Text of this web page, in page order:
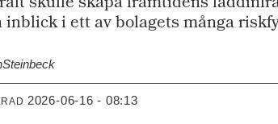
inblick i ett av bolagets många
Steinbeck
2026-06-16 - 08:13